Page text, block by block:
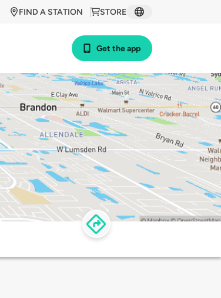
STORE
FIND A STATION
Get the app